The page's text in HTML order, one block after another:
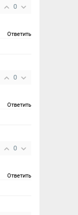
0
Ответить
0
Ответить
0
Ответить